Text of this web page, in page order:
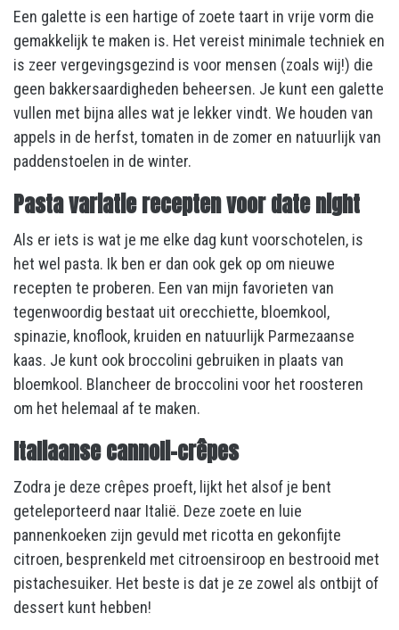
Een galette is een hartige of zoete taart in vrije vorm die
gemakkelijk te maken is. Het vereist minimale techniek en
is zeer vergevingsgezind is voor mensen (zoals wij!) die
geen bakkersaardigheden beheersen. Je kunt een galette
vullen met bijna alles wat je lekker vindt. We houden van
appels in de herfst, tomaten in de zomer en natuurlijk van
paddenstoelen in de winter.
Pasta variatie recepten voor date night
Als er iets is wat je me elke dag kunt voorschotelen, is
het wel pasta. Ik ben er dan ook gek op om nieuwe
recepten te proberen. Een van mijn favorieten van
tegenwoordig bestaat uit orecchiette, bloemkool,
spinazie, knoflook, kruiden en natuurlijk Parmezaanse
kaas. Je kunt ook broccolini gebruiken in plaats van
bloemkool. Blancheer de broccolini voor het roosteren
om het helemaal af te maken.
Italiaanse cannoli-crêpes
Zodra je deze crêpes proeft, lijkt het alsof je bent
geteleporteerd naar Italië. Deze zoete en luie
pannenkoeken zijn gevuld met ricotta en gekonfijte
citroen, besprenkeld met citroensiroop en bestrooid met
pistachesuiker. Het beste is dat je ze zowel als ontbijt of
dessert kunt hebben!